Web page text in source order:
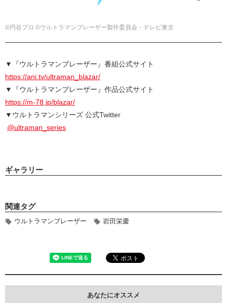
©円谷プロ ©ウルトラマンブレーザー製作委員会・テレビ東京
▼『ウルトラマンブレーザー』番組公式サイト
https://ani.tv/ultraman_blazar/
▼『ウルトラマンブレーザー』作品公式サイト
https://m-78.jp/blazar/
▼ウルトラマンシリーズ 公式Twitter
@ultraman_series
ギャラリー
関連タグ
ウルトラマンブレーザー 岩田栄慶
あなたにオススメ